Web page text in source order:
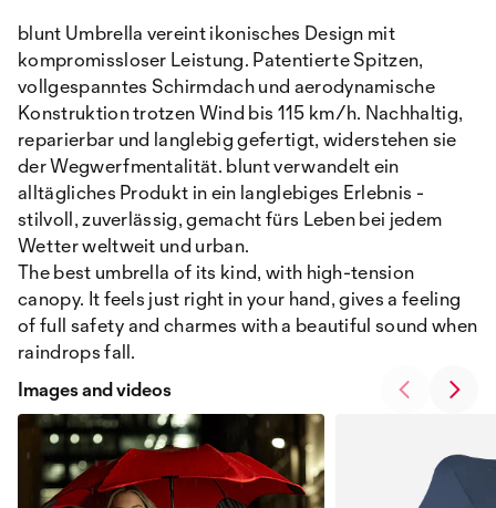
blunt Umbrella vereint ikonisches Design mit
kompromissloser Leistung. Patentierte Spitzen,
vollgespanntes Schirmdach und aerodynamische
Konstruktion trotzen Wind bis 115 km/h. Nachhaltig,
reparierbar und langlebig gefertigt, widerstehen sie
der Wegwerfmentalität. blunt verwandelt ein
alltägliches Produkt in ein langlebiges Erlebnis -
stilvoll, zuverlässig, gemacht fürs Leben bei jedem
Wetter weltweit und urban.
The best umbrella of its kind, with high-tension
canopy. It feels just right in your hand, gives a feeling
of full safety and charmes with a beautiful sound when
raindrops fall.
Images and videos